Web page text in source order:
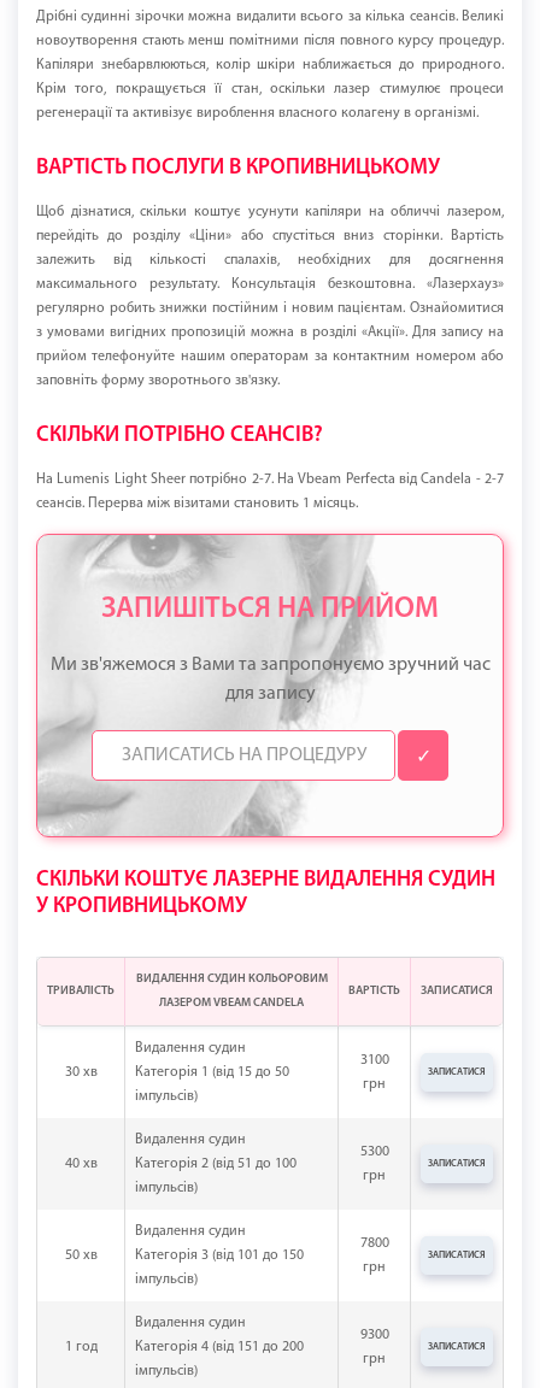
Дрібні судинні зірочки можна видалити всього за кілька сеансів. Великі
новоутворення стають менш помітними після повного курсу процедур.
Капіляри знебарвлюються, колір шкіри наближається до природного.
Крім того, покращується її стан, оскільки лазер стимулює процеси
регенерації та активізує вироблення власного колагену в організмі.
ВАРТІСТЬ ПОСЛУГИ В КРОПИВНИЦЬКОМУ
Щоб дізнатися, скільки коштує усунути капіляри на обличчі лазером,
перейдіть до розділу «Ціни» або спустіться вниз сторінки. Вартість
залежить від кількості спалахів, необхідних для досягнення
максимального результату. Консультація безкоштовна. «Лазерхауз»
регулярно робить знижки постійним і новим пацієнтам. Ознайомитися
з умовами вигідних пропозицій можна в розділі «Акції». Для запису на
прийом телефонуйте нашим операторам за контактним номером або
заповніть форму зворотнього зв'язку.
СКІЛЬКИ ПОТРІБНО СЕАНСІВ?
На Lumenis Light Sheer потрібно 2-7. На Vbeam Perfecta від Candela - 2-7
сеансів. Перерва між візитами становить 1 місяць.
ЗАПИШІТЬСЯ НА ПРИЙОМ
Ми зв'яжемося з Вами та запропонуємо зручний час
для запису
✓
СКІЛЬКИ КОШТУЄ ЛАЗЕРНЕ ВИДАЛЕННЯ СУДИН
У КРОПИВНИЦЬКОМУ
30 хв
Видалення судин
Категорія 1 (від 15 до 50
імпульсів)
3100
грн
ЗАПИСАТИСЯ
40 хв
Видалення судин
Категорія 2 (від 51 до 100
імпульсів)
5300
грн
ЗАПИСАТИСЯ
50 хв
Видалення судин
Категорія 3 (від 101 до 150
імпульсів)
7800
грн
ЗАПИСАТИСЯ
1 год
Видалення судин
Категорія 4 (від 151 до 200
імпульсів)
9300
грн
ЗАПИСАТИСЯ
ТРИВАЛІСТЬ
ВИДАЛЕННЯ СУДИН КОЛЬОРОВИМ
ЛАЗЕРОМ VBEAM CANDELA
ВАРТІСТЬ ЗАПИСАТИСЯ